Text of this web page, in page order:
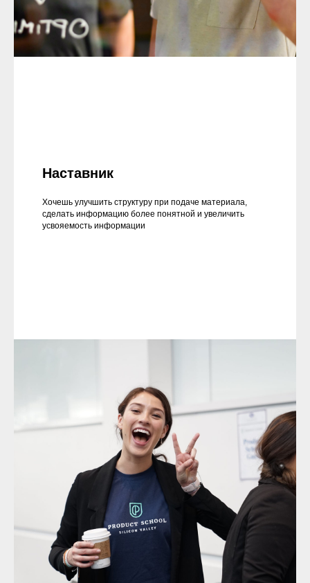
Наставник
Хочешь улучшить структуру при подаче материала,
сделать информацию более понятной и увеличить
усвояемость информации